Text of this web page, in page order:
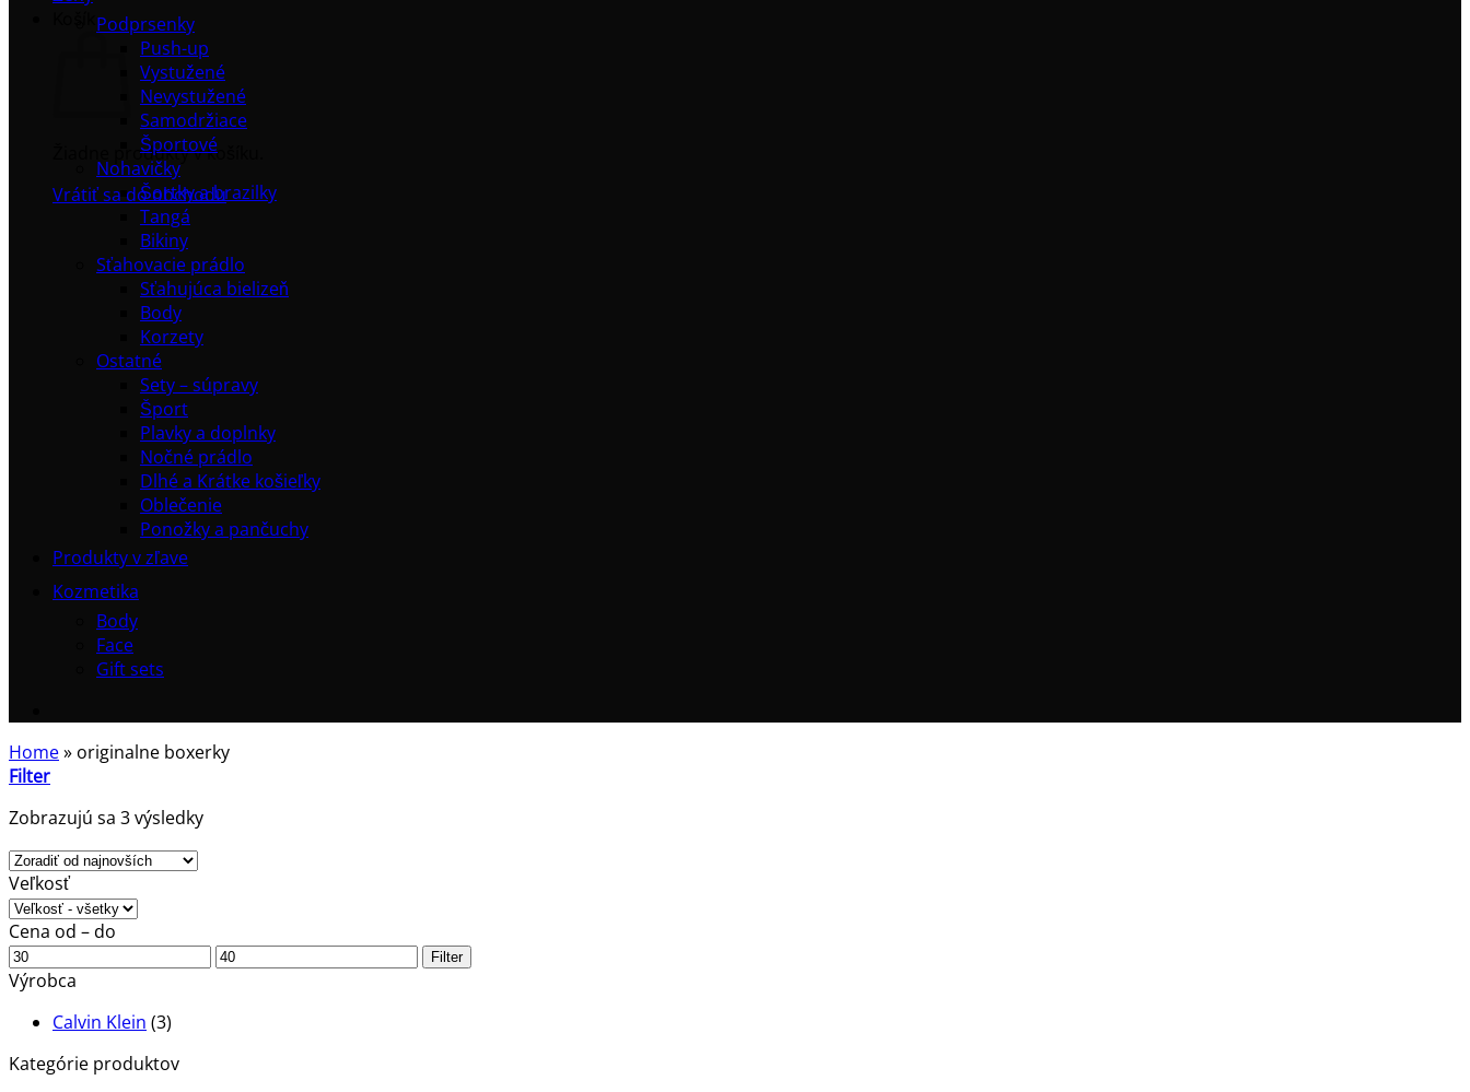
Žiadne produkty v košíku.
Vrátiť sa do obchodu
Podprsenky
Push-up
Vystužené
Nevystužené
Samodržiace
Športové
Nohavičky
Šortky a brazilky
Tangá
Bikiny
Sťahovacie prádlo
Sťahujúca bielizeň
Body
Korzety
Ostatné
Sety – súpravy
Šport
Plavky a doplnky
Nočné prádlo
Dlhé a Krátke košieľky
Oblečenie
Ponožky a pančuchy
Produkty v zľave
Kozmetika
Body
Face
Gift sets
Home» originalne boxerky
Filter
Zobrazujú sa 3 výsledkyZoradené
Veľkosť
Cena od – do
Minimálna
cena
Maximálna
Filter
Výrobca
Calvin Klein (3)
Kategórie produktov